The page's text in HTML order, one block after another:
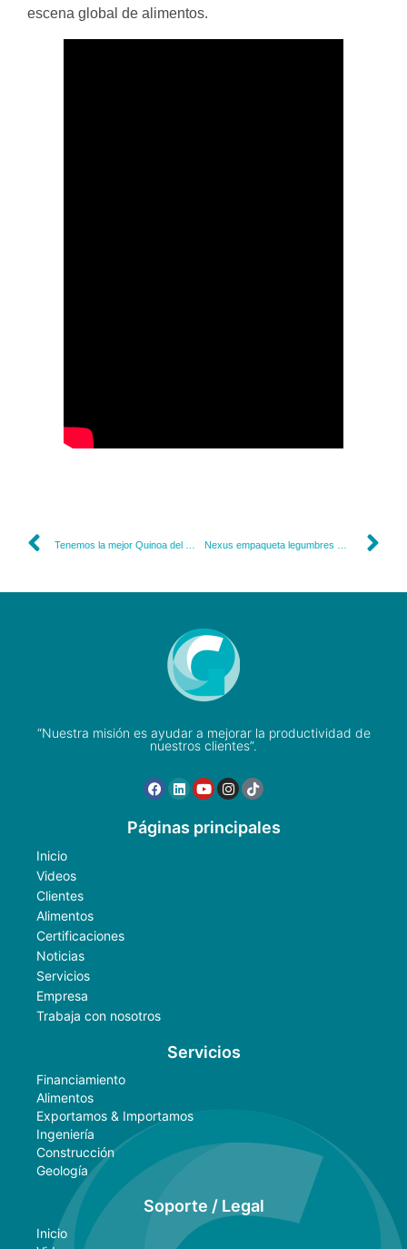
escena global de alimentos.
“Nuestra misión es ayudar a mejorar la productividad de
nuestros clientes”.
Páginas principales
Inicio
Videos
Clientes
Alimentos
Certificaciones
Noticias
Servicios
Empresa
Trabaja con nosotros
Servicios
Financiamiento
Alimentos
Exportamos & Importamos
Ingeniería
Construcción
Geología
Soporte / Legal
Inicio